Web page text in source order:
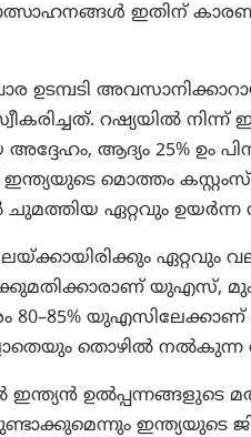
ഇതിന്
റഷ്യയിൽ നിന്ന്
ആദ്യം 25% ഉം
മൊത്തം കസ്റ്റംസ്
ഏറ്റവും ഉയർന്ന
ഏറ്റവും
യുഎസ്,
യുഎസിലേക്കാണ്
തൊഴിൽ
ഉൽപ്പന്നങ്ങളുടെ
ഇന്ത്യയുടെ